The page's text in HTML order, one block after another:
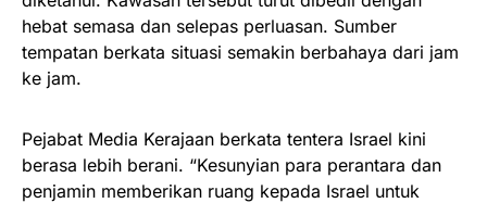
hebat semasa dan selepas perluasan. Sumber
tempatan berkata situasi semakin berbahaya dari jam
ke jam.
Pejabat Media Kerajaan berkata tentera Israel kini
berasa lebih berani. “Kesunyian para perantara dan
penjamin memberikan ruang kepada Israel untuk